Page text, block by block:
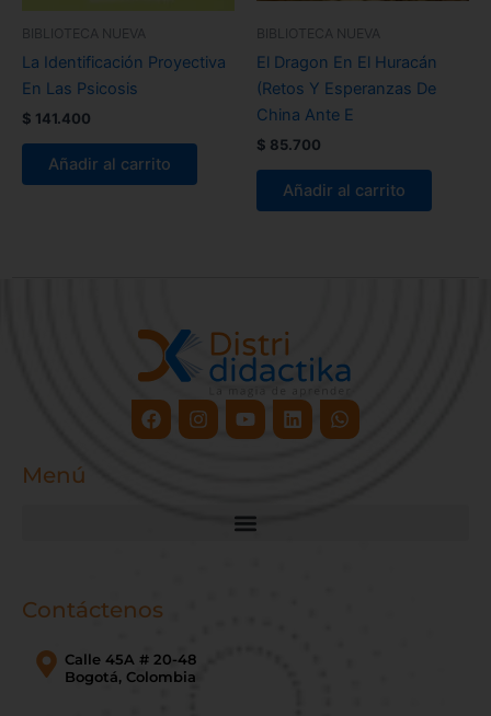
BIBLIOTECA NUEVA
La Identificación Proyectiva
En Las Psicosis
$ 141.400
Añadir al carrito
BIBLIOTECA NUEVA
El Dragon En El Huracán
(Retos Y Esperanzas De
China Ante E
$ 85.700
Añadir al carrito
FacebookInstagram
YoutubeLinkedinWhatsapp
Menú
Contáctenos
Calle 45A # 20-48
Bogotá, Colombia